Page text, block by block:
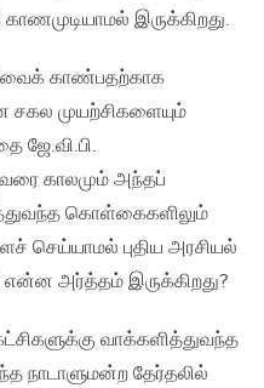
இருக்கிறது.
காண்பதற்காக
முயற்சிகளையும்
ஜே.வி.பி.
காலமும் அந்தப்
கொள்கைகளிலும்
செய்யாமல் புதிய அரசியல்
என்ன அர்த்தம் இருக்கிறது?
வாக்களித்துவந்த
நாடாளுமன்ற தேர்தலில்